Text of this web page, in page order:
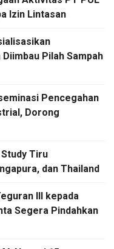
Izin Lintasan
Pilah Sampah
Pencegahan
Dorong
Tiru
dan Thailand
III kepada
Segera Pindahkan